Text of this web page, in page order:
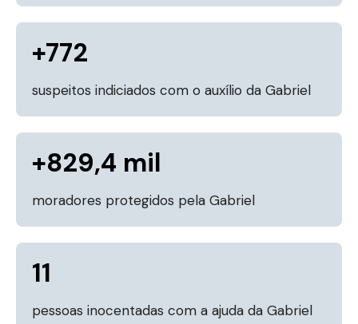
+772
suspeitos indiciados com o auxílio da Gabriel
+829,4 mil
moradores protegidos pela Gabriel
11
pessoas inocentadas com a ajuda da Gabriel